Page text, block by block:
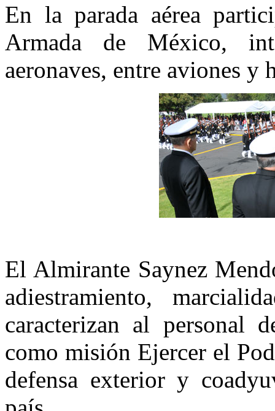
En la parada aérea
Armada de México,
aeronaves, entre aviones y
El Almirante Saynez
adiestramiento,
caracterizan al personal
como misión Ejercer el
defensa exterior y